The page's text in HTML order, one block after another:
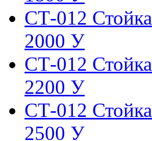
СТ-012 Стойка
2000 У
СТ-012 Стойка
2200 У
СТ-012 Стойка
2500 У